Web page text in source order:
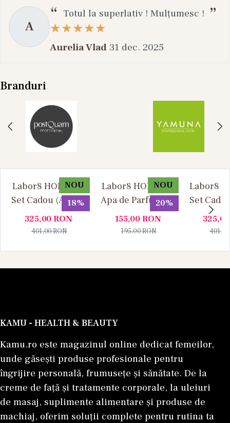
A
Totul la superlativ ! Mulțumesc !
Aurelia Vlad 31 dec. 2025
Branduri
NOU
18%
Labor8 HOD 881 -
Set Cadou (Apa de
Parfum 100 ml +
Apa de Parfum 10
325,00RON
401,00RON
NOU
20%
Labor8 HOD 881 -
Apa de Parfum, 30
ml, Unisex
155,00RON
195,00RON
Labor8
Set
Parfum
Apa de
KAMU - HEALTH & BEAUTY
Kamu.ro este magazinul online dedicat femeilor,
unde găsești produse profesionale pentru
îngrijire personală, frumusețe și sănătate. De la
creme de față și tratamente corporale, la uleiuri
de masaj, suplimente alimentare și produse de
machiaj, oferim soluții complete pentru rutina ta